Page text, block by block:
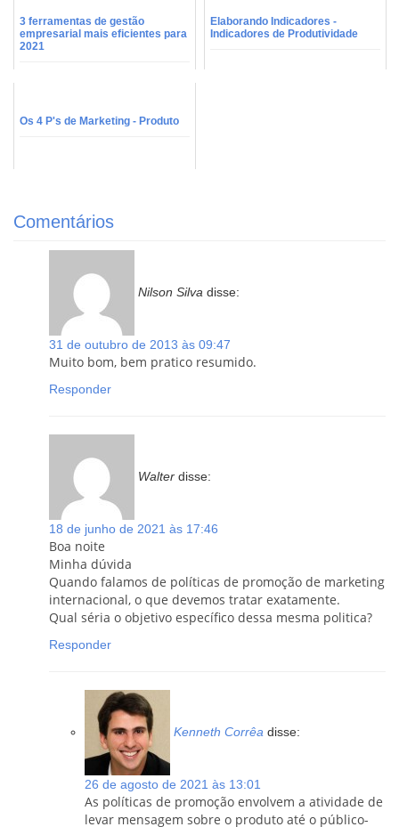
3 ferramentas de gestão
empresarial mais eficientes para
2021
Elaborando Indicadores -
Indicadores de Produtividade
Os 4 P's de Marketing - Produto
Comentários
Nilson Silva disse:
31 de outubro de 2013 às 09:47
Muito bom, bem pratico resumido.
Responder
Walter disse:
18 de junho de 2021 às 17:46
Boa noite
Minha dúvida
Quando falamos de políticas de promoção de marketing
internacional, o que devemos tratar exatamente.
Qual séria o objetivo específico dessa mesma politica?
Responder
Kenneth Corrêa disse:
26 de agosto de 2021 às 13:01
As políticas de promoção envolvem a atividade de
levar mensagem sobre o produto até o público-